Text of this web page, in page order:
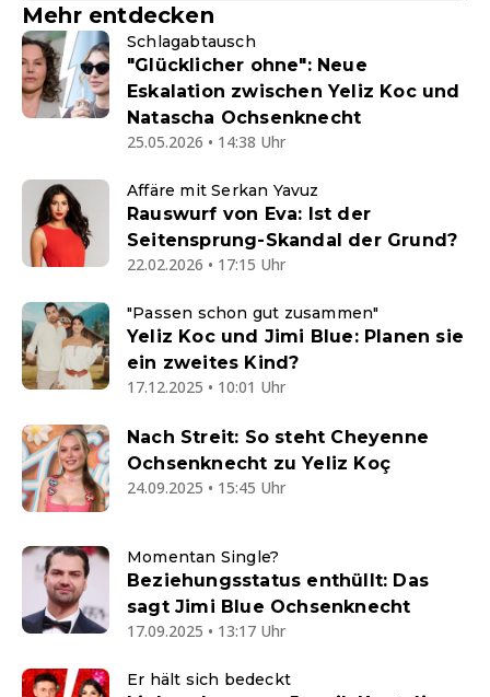
Mehr entdecken
Schlagabtausch
"Glücklicher ohne": Neue
Eskalation zwischen Yeliz Koc und
Natascha Ochsenknecht
25.05.2026 • 14:38 Uhr
Affäre mit Serkan Yavuz
Rauswurf von Eva: Ist der
Seitensprung-Skandal der Grund?
22.02.2026 • 17:15 Uhr
"Passen schon gut zusammen"
Yeliz Koc und Jimi Blue: Planen sie
ein zweites Kind?
17.12.2025 • 10:01 Uhr
Nach Streit: So steht Cheyenne
Ochsenknecht zu Yeliz Koç
24.09.2025 • 15:45 Uhr
Momentan Single?
Beziehungsstatus enthüllt: Das
sagt Jimi Blue Ochsenknecht
17.09.2025 • 13:17 Uhr
Er hält sich bedeckt